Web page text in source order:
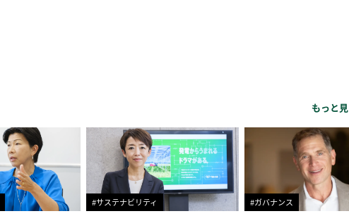
もっと
#サステナビリティ #ガバナンス